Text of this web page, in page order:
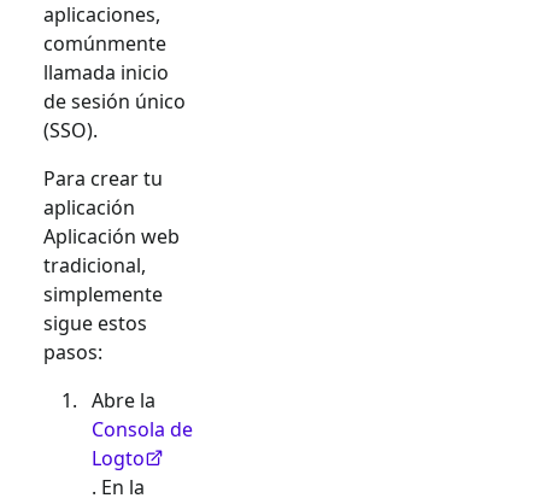
aplicaciones,
comúnmente
llamada inicio
de sesión único
(SSO).
Para crear tu
aplicación
Aplicación web
tradicional,
simplemente
sigue estos
pasos:
Abre la
Consola de
Logto
. En la